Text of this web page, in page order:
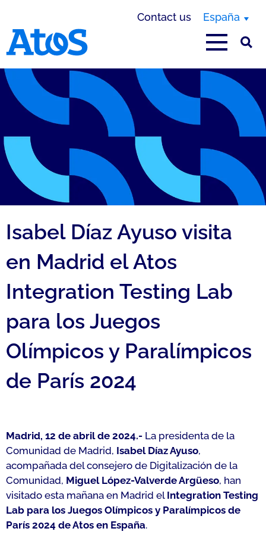
Contact us España
Isabel Díaz Ayuso visita
en Madrid el Atos
Integration Testing Lab
para los Juegos
Olímpicos y Paralímpicos
de París 2024
Madrid, 12 de abril de 2024.- La presidenta de la
Comunidad de Madrid, Isabel Díaz Ayuso,
acompañada del consejero de Digitalización de la
Comunidad, Miguel López-Valverde Argüeso, han
visitado esta mañana en Madrid el Integration Testing
Lab para los Juegos Olímpicos y Paralímpicos de
París 2024 de Atos en España.